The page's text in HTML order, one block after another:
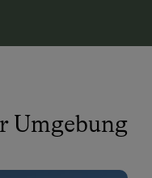
Umgebung